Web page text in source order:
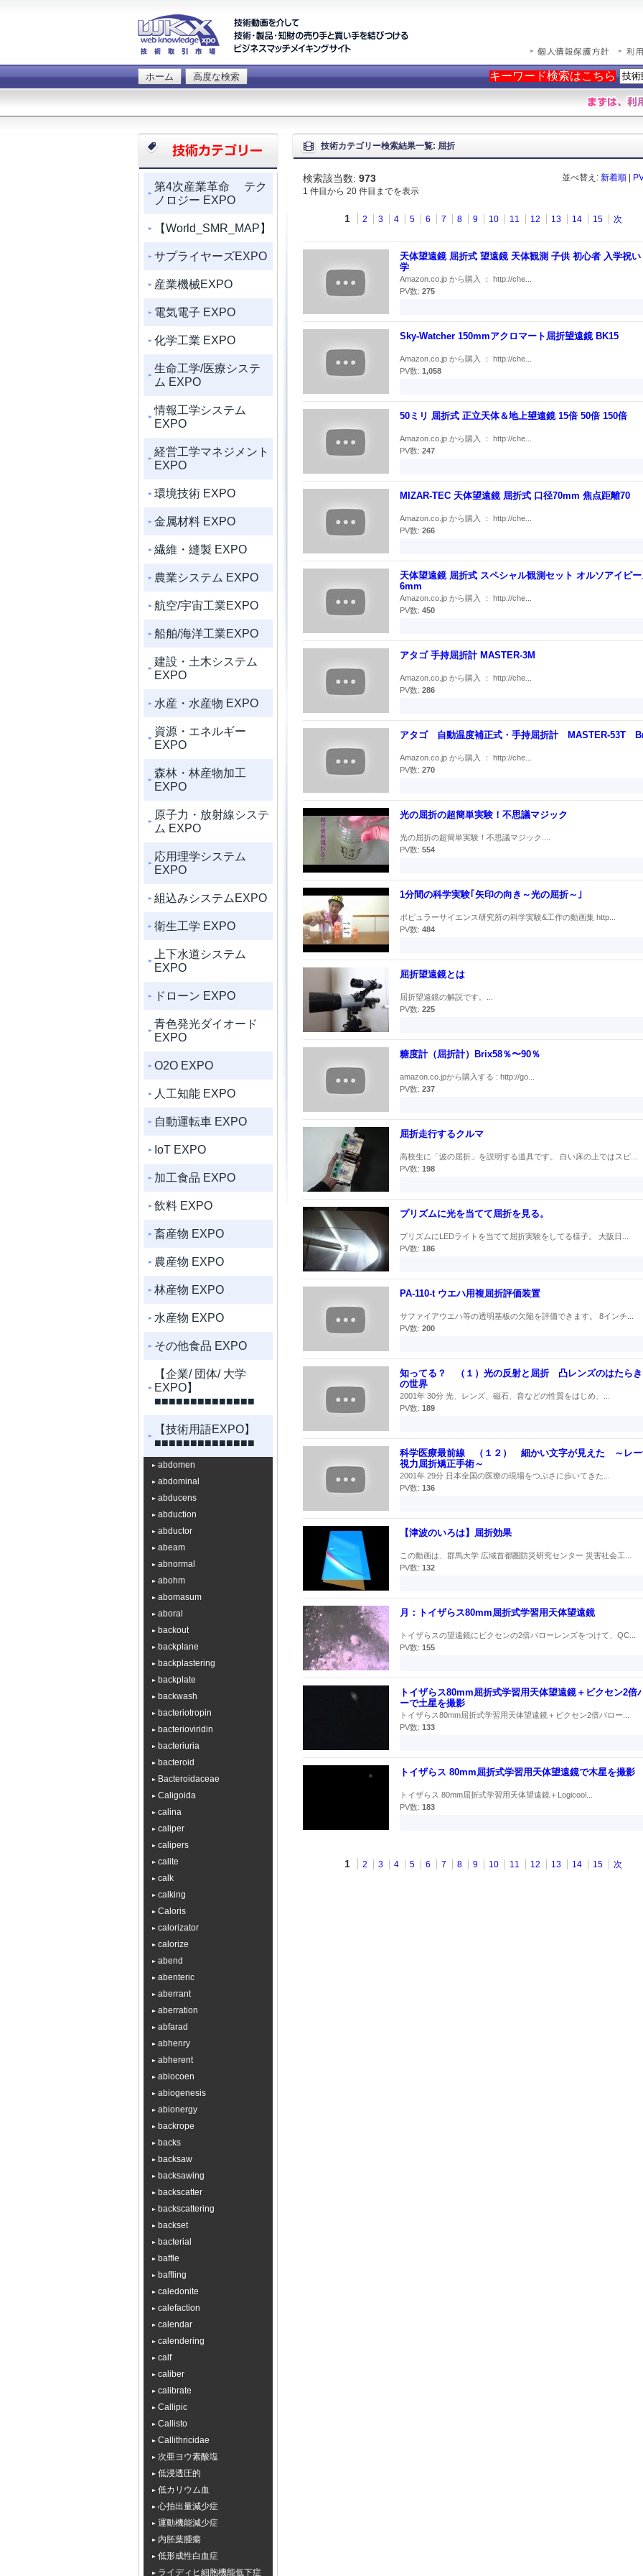
ホーム 高度な検索 キーワード検索はこちら
第4次産業革命 テク
ノロジー EXPO
【World_SMR_MAP】
サプライヤーズEXPO
産業機械EXPO
電気電子 EXPO
化学工業 EXPO
生命工学/医療システ
ム EXPO
情報工学システム
EXPO
経営工学マネジメント
EXPO
環境技術 EXPO
金属材料 EXPO
繊維・縫製 EXPO
農業システム EXPO
航空/宇宙工業EXPO
船舶/海洋工業EXPO
建設・土木システム
EXPO
水産・水産物 EXPO
資源・エネルギー
EXPO
森林・林産物加工
EXPO
原子力・放射線システ
ム EXPO
応用理学システム
EXPO
組込みシステムEXPO
衛生工学 EXPO
上下水道システム
EXPO
ドローン EXPO
青色発光ダイオード
EXPO
O2O EXPO
人工知能 EXPO
自動運転車 EXPO
IoT EXPO
加工食品 EXPO
飲料 EXPO
畜産物 EXPO
農産物 EXPO
林産物 EXPO
水産物 EXPO
その他食品 EXPO
【企業/ 団体/ 大学
EXPO】
■■■■■■■■■■■■■■
【技術用語EXPO】
■■■■■■■■■■■■■■
abdomen
abdominal
abducens
abduction
abductor
abeam
abnormal
abohm
abomasum
aboral
backout
backplane
backplastering
backplate
backwash
bacteriotropin
bacterioviridin
bacteriuria
bacteroid
Bacteroidaceae
Caligoida
calina
caliper
calipers
calite
calk
calking
Caloris
calorizator
calorize
abend
abenteric
aberrant
aberration
abfarad
abhenry
abherent
abiocoen
abiogenesis
abionergy
backrope
backs
backsaw
backsawing
backscatter
backscattering
backset
bacterial
baffle
baffling
caledonite
calefaction
calendar
calendering
calf
caliber
calibrate
Callipic
Callisto
Callithricidae
次亜ヨウ素酸塩
低浸透圧的
低カリウム血
心拍出量減少症
運動機能減少症
内胚葉腫瘍
低形成性白血症
ライディヒ細胞機能低下症
技術カテゴリー検索結果一覧: 屈折
検索該当数: 973 並べ替え: 新着順
1 件目から 20 件目までを表示
1 2 3 4 5 6 7 8 9 10 11 12 13 14 15 次
天体望遠鏡 屈折式 望遠鏡 天体観測 子供 初心者 入学祝い
学
Amazon.co.jp から購入 ： http://che...
PV数: 275
Sky-Watcher 150mmアクロマート屈折望遠鏡 BK15
Amazon.co.jp から購入 ： http://che...
PV数: 1,058
50ミリ 屈折式 正立天体＆地上望遠鏡 15倍 50倍 150倍
Amazon.co.jp から購入 ： http://che...
PV数: 247
MIZAR-TEC 天体望遠鏡 屈折式 口径70mm 焦点距離70
Amazon.co.jp から購入 ： http://che...
PV数: 266
天体望遠鏡 屈折式 スペシャル観測セット オルソアイピ
6mm
Amazon.co.jp から購入 ： http://che...
PV数: 450
アタゴ 手持屈折計 MASTER-3M
Amazon.co.jp から購入 ： http://che...
PV数: 286
アタゴ 自動温度補正式・手持屈折計 MASTER-53T
Amazon.co.jp から購入 ： http://che...
PV数: 270
光の屈折の超簡単実験！不思議マジック
光の屈折の超簡単実験！不思議マジック....
PV数: 554
1分間の科学実験｢矢印の向き～光の屈折～｣
ポピュラーサイエンス研究所の科学実験&工作の動画集 http...
PV数: 484
屈折望遠鏡とは
屈折望遠鏡の解説です。...
PV数: 225
糖度計（屈折計）Brix58％〜90％
amazon.co.jpから購入する : http://go...
PV数: 237
屈折走行するクルマ
高校生に「波の屈折」を説明する道具です。 白い床の上ではスピ...
PV数: 198
プリズムに光を当てて屈折を見る。
プリズムにLEDライトを当てて屈折実験をしてる様子。 大阪日...
PV数: 186
PA-110-t ウエハ用複屈折評価装置
サファイアウエハ等の透明基板の欠陥を評価できます。 8インチ...
PV数: 200
知ってる？ （１）光の反射と屈折 凸レンズのはたら
の世界
2001年 30分 光、レンズ、磁石、音などの性質をはじめ、...
PV数: 189
科学医療最前線 （１２） 細かい文字が見えた ～レー
視力屈折矯正手術～
2001年 29分 日本全国の医療の現場をつぶさに歩いてきた...
PV数: 136
【津波のいろは】屈折効果
この動画は、群馬大学 広域首都圏防災研究センター 災害社会工...
PV数: 132
月：トイザらス80mm屈折式学習用天体望遠鏡
トイザらスの望遠鏡にビクセンの2倍バローレンズをつけて、QC...
PV数: 155
トイザらス80mm屈折式学習用天体望遠鏡＋ビクセン2倍
ーで土星を撮影
トイザらス80mm屈折式学習用天体望遠鏡＋ビクセン2倍バロー...
PV数: 133
トイザらス 80mm屈折式学習用天体望遠鏡で木星を撮影
トイザらス 80mm屈折式学習用天体望遠鏡＋Logicool...
PV数: 183
1 2 3 4 5 6 7 8 9 10 11 12 13 14 15 次